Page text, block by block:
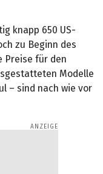
knapp 650 US-
zu Beginn des
Preise für den
Modelle
– sind nach wie vor